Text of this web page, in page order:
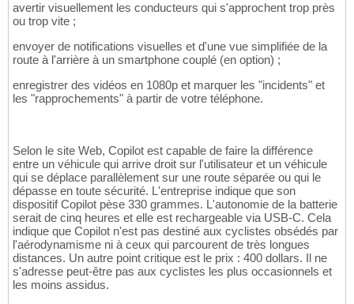
avertir visuellement les conducteurs qui s'approchent trop près
ou trop vite ;
envoyer de notifications visuelles et d'une vue simplifiée de la
route à l'arrière à un smartphone couplé (en option) ;
enregistrer des vidéos en 1080p et marquer les "incidents" et
les "rapprochements" à partir de votre téléphone.
Selon le site Web, Copilot est capable de faire la différence
entre un véhicule qui arrive droit sur l'utilisateur et un véhicule
qui se déplace parallèlement sur une route séparée ou qui le
dépasse en toute sécurité. L'entreprise indique que son
dispositif Copilot pèse 330 grammes. L'autonomie de la batterie
serait de cinq heures et elle est rechargeable via USB-C. Cela
indique que Copilot n'est pas destiné aux cyclistes obsédés par
l'aérodynamisme ni à ceux qui parcourent de très longues
distances. Un autre point critique est le prix : 400 dollars. Il ne
s'adresse peut-être pas aux cyclistes les plus occasionnels et
les moins assidus.